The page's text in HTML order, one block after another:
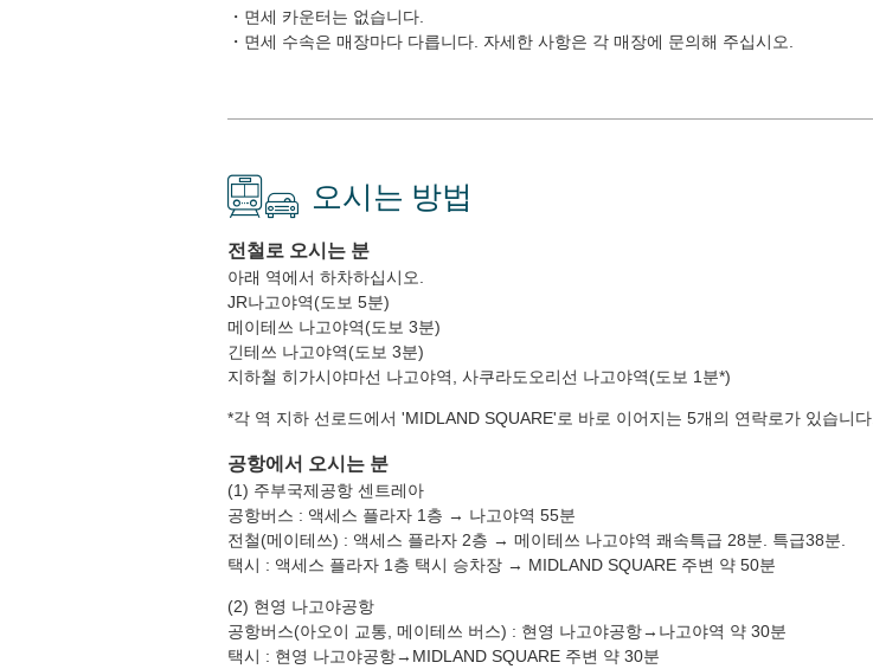
・면세 카운터는 없습니다.
・면세 수속은 매장마다 다릅니다. 자세한 사항은 각 매장에 문의해 주십시오.
오시는 방법
전철로 오시는 분
아래 역에서 하차하십시오.
JR나고야역(도보 5분)
메이테쓰 나고야역(도보 3분)
긴테쓰 나고야역(도보 3분)
지하철 히가시야마선 나고야역, 사쿠라도오리선 나고야역(도보 1분*)
*각 역 지하 선로드에서 'MIDLAND SQUARE'로 바로 이어지는 5개의 연락로가 있습니다.
공항에서 오시는 분
(1) 주부국제공항 센트레아
공항버스 : 액세스 플라자 1층 → 나고야역 55분
전철(메이테쓰) : 액세스 플라자 2층 → 메이테쓰 나고야역 쾌속특급 28분. 특급38분.
택시 : 액세스 플라자 1층 택시 승차장 → MIDLAND SQUARE 주변 약 50분
(2) 현영 나고야공항
공항버스(아오이 교통, 메이테쓰 버스) : 현영 나고야공항→나고야역 약 30분
택시 : 현영 나고야공항→MIDLAND SQUARE 주변 약 30분